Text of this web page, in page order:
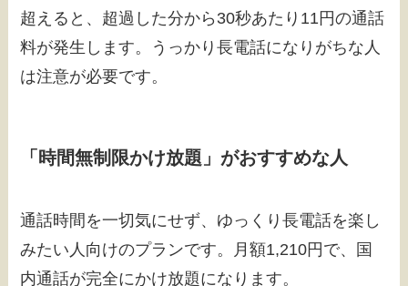
超えると、超過した分から30秒あたり11円の通話
料が発生します。うっかり長電話になりがちな人
は注意が必要です。
「時間無制限かけ放題」がおすすめな人
通話時間を一切気にせず、ゆっくり長電話を楽し
みたい人向けのプランです。月額1,210円で、国
内通話が完全にかけ放題になります。